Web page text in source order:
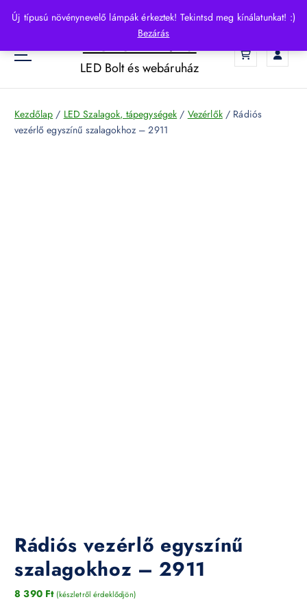
Új típusú növénynevelő lámpák érkeztek! Tekintsd meg kínálatunkat! :)
Bezárás
p
o
HelloLED.hu
LED Bolt és webáruház
Kezdőlap / LED Szalagok, tápegységek / Vezérlők/ Rádiós
vezérlő egyszínű szalagokhoz – 2911
Rádiós vezérlő egyszínű
szalagokhoz – 2911
8 390 Ft (készletről érdeklődjön)